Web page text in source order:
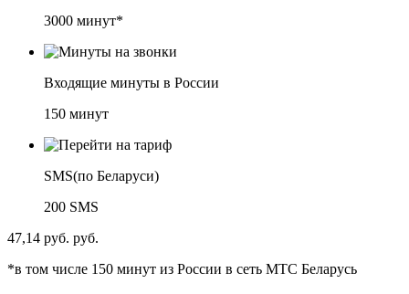
3000 минут*
Входящие минуты в России
150 минут
SMS(по Беларуси)
200 SMS
47,14 руб. руб.
*в том числе 150 минут из России в сеть МТС Беларусь